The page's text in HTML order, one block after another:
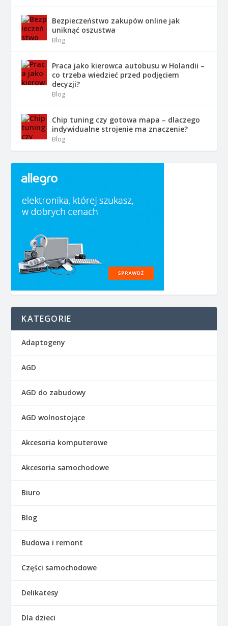
Bezpieczeństwo zakupów online jak
uniknąć oszustwa
Blog
Praca jako kierowca autobusu w Holandii –
co trzeba wiedzieć przed podjęciem
decyzji?
Blog
Chip tuning czy gotowa mapa – dlaczego
indywidualne strojenie ma znaczenie?
Blog
KATEGORIE
Adaptogeny
AGD
AGD do zabudowy
AGD wolnostojące
Akcesoria komputerowe
Akcesoria samochodowe
Biuro
Blog
Budowa i remont
Części samochodowe
Delikatesy
Dla dzieci